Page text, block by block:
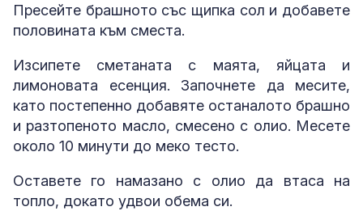
Пресейте брашното със щипка сол и добавете
половината към сместа.
Изсипете сметаната с маята, яйцата и
лимоновата есенция. Започнете да месите,
като постепенно добавяте останалото брашно
и разтопеното масло, смесено с олио. Месете
около 10 минути до меко тесто.
Оставете го намазано с олио да втаса на
топло, докато удвои обема си.